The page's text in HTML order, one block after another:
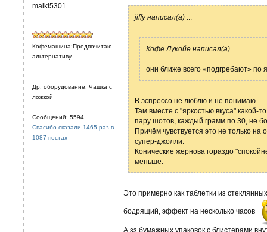
maikl5301
Кофемашина:Предпочитаю
альтернативу
Др. оборудование: Чашка с
ложкой
Сообщений: 5594
Спасибо сказали 1465 раз в
1087 постах
jiffy написал(а)
Кофе Лукойе написал(а)
они ближе всего «подгребают» по
В эспрессо не люблю и не понимаю.
Там вместе с "яркостью вкуса" какой-
пару шотов, каждый грамм по 30, не
Причём чувствуется это не только
супер-джолли.
Конические жернова гораздо
меньше.
Это примерно как таблетки из
бодрящий, эффект на несколько часов
А зз бумажных упаковок с блистерами